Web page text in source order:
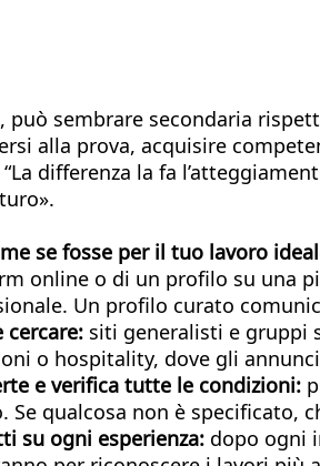
può sembrare secondaria
alla prova, acquisire
differenza la fa
se fosse per il tuo lavoro
online o di un profilo su una
Un profilo curato
cercare: siti generalisti e gruppi
o hospitality, dove gli
e verifica tutte le condizioni:
Se qualcosa non è specificato,
su ogni esperienza: dopo ogni